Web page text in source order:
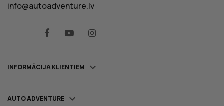
info@autoadventure.lv
INFORMĀCIJA KLIENTIEM 
AUTO ADVENTURE 
FacebookYouTube